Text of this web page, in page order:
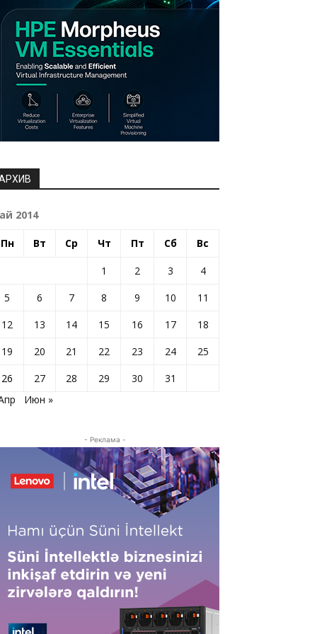
2014
Пн Вт Ср Чт Пт Сб Вс
1 2 3
4
5
6 7 8 9 10
11
12
13 14 15 16 17
18
19
20 21 22 23 24
25
26
27 28 29 30
31
Июн »
- Реклама -